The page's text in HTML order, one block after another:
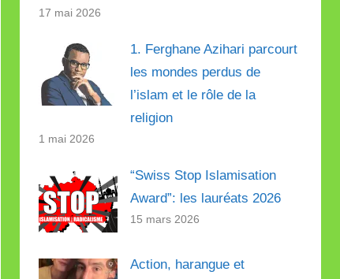
17 mai 2026
1. Ferghane Azihari parcourt
les mondes perdus de
l’islam et le rôle de la
religion
1 mai 2026
“Swiss Stop Islamisation
Award”: les lauréats 2026
15 mars 2026
Action, harangue et